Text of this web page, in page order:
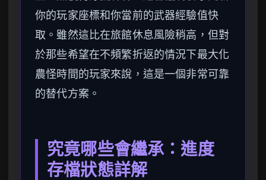
你的玩家座標和你當前的武器經驗值快
取。雖然這比在旅館休息風險稍高，但對
於那些希望在不頻繁折返的情況下最大化
農怪時間的玩家來說，這是一個非常可靠
的替代方案。
究竟哪些會繼承：進度
存檔狀態詳解